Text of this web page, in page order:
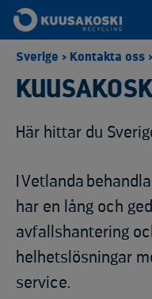
Sverige > Kontakta oss >
Här hittar du
Vetlanda
har en lång och
avfallshantering
helhetslösningar
service.